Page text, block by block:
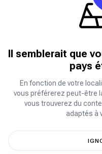
Se
Il semblerait que
pays
En fonction de votre
vous préférerez peut-être
vous trouverez du
adaptés à